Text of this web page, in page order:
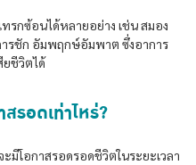
รกซ้อนได้หลายอย่าง เช่น สมอง
รชัก อัมพฤกษ์อัมพาต ซึ่งอาการ
ยชีวิตได้
รอดเท่าไหร่?
มีโอกาสรอดรอดชีวิตในระยะเวลา